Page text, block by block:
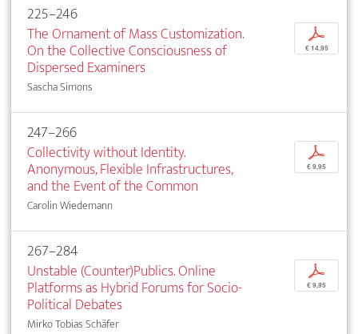
225–246
The Ornament of Mass Customization.
On the Collective Consciousness of
Dispersed Examiners
Sascha Simons
p
€ 14,95
247–266
Collectivity without Identity.
Anonymous, Flexible Infrastructures,
and the Event of the Common
Carolin Wiedemann
p
€ 9,95
267–284
Unstable (Counter)Publics. Online
Platforms as Hybrid Forums for Socio-
Political Debates
Mirko Tobias Schäfer
p
€ 9,95